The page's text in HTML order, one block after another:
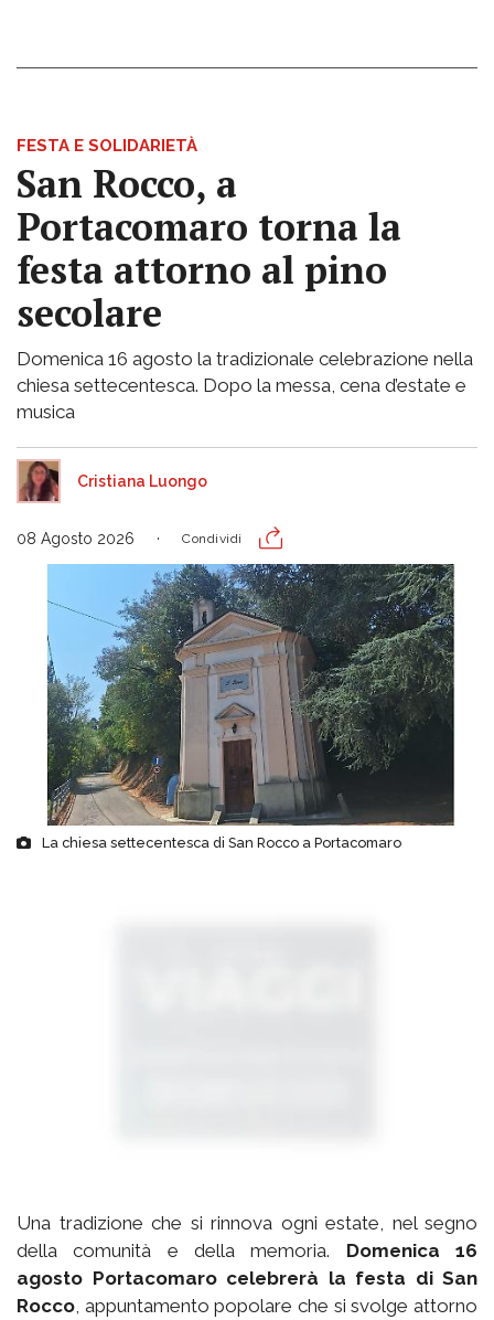
FESTA E SOLIDARIETÀ
San Rocco, a
Portacomaro torna la
festa attorno al pino
secolare
Domenica 16 agosto la tradizionale celebrazione nella
chiesa settecentesca. Dopo la messa, cena d’estate e
musica
Cristiana Luongo
08 Agosto 2026 Condividi
La chiesa settecentesca di San Rocco a Portacomaro
Una tradizione che si rinnova ogni estate, nel segno
della comunità e della memoria. Domenica 16
agosto Portacomaro celebrerà la festa di San
Rocco , appuntamento popolare che si svolge attorno